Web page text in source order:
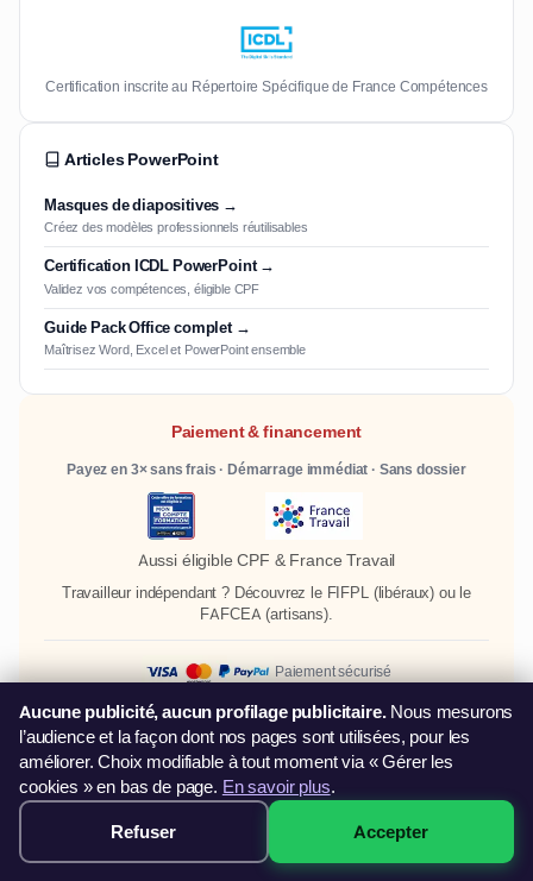
Certification inscrite au Répertoire Spécifique de France Compétences
Articles PowerPoint
Masques de diapositives →
Créez des modèles professionnels réutilisables
Certification ICDL PowerPoint →
Validez vos compétences, éligible CPF
Guide Pack Office complet →
Maîtrisez Word, Excel et PowerPoint ensemble
Paiement & financement
Payez en 3× sans frais · Démarrage immédiat · Sans dossier
Aussi éligible CPF & France Travail
Travailleur indépendant ? Découvrez le FIFPL(libéraux) ou le
FAFCEA (artisans).
Paiement sécurisé
Villes de Provence-Alpes-Côte d'Azur
Formation PowerPoint à Nice
Formation PowerPoint à Toulon
Formation PowerPoint à Avignon
Formation PowerPoint à Antibes
249€ · Voir les sessions →
Aucune publicité, aucun profilage publicitaire.Nous mesurons
l’audience et la façon dont nos pages sont utilisées, pour les
améliorer. Choix modifiable à tout moment via « Gérer les
cookies » en bas de page. En savoir plus.
Refuser Accepter